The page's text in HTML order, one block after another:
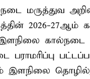
மருத்துவ
2026-27ஆம்
கால்நடை
இளநிலை